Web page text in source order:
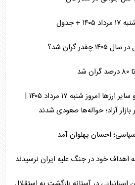
جدول
گران شد؟
آخرین قیمت دلار، یورو و سایر ارز‌ها امروز شنبه ۱۷ مرداد ۱۴۰۵ |
آزاد؛ حواله‌ها صعودی شدند
احسان پهلوان آمد
اهداف خود در جنگ علیه ایران نرسیدند